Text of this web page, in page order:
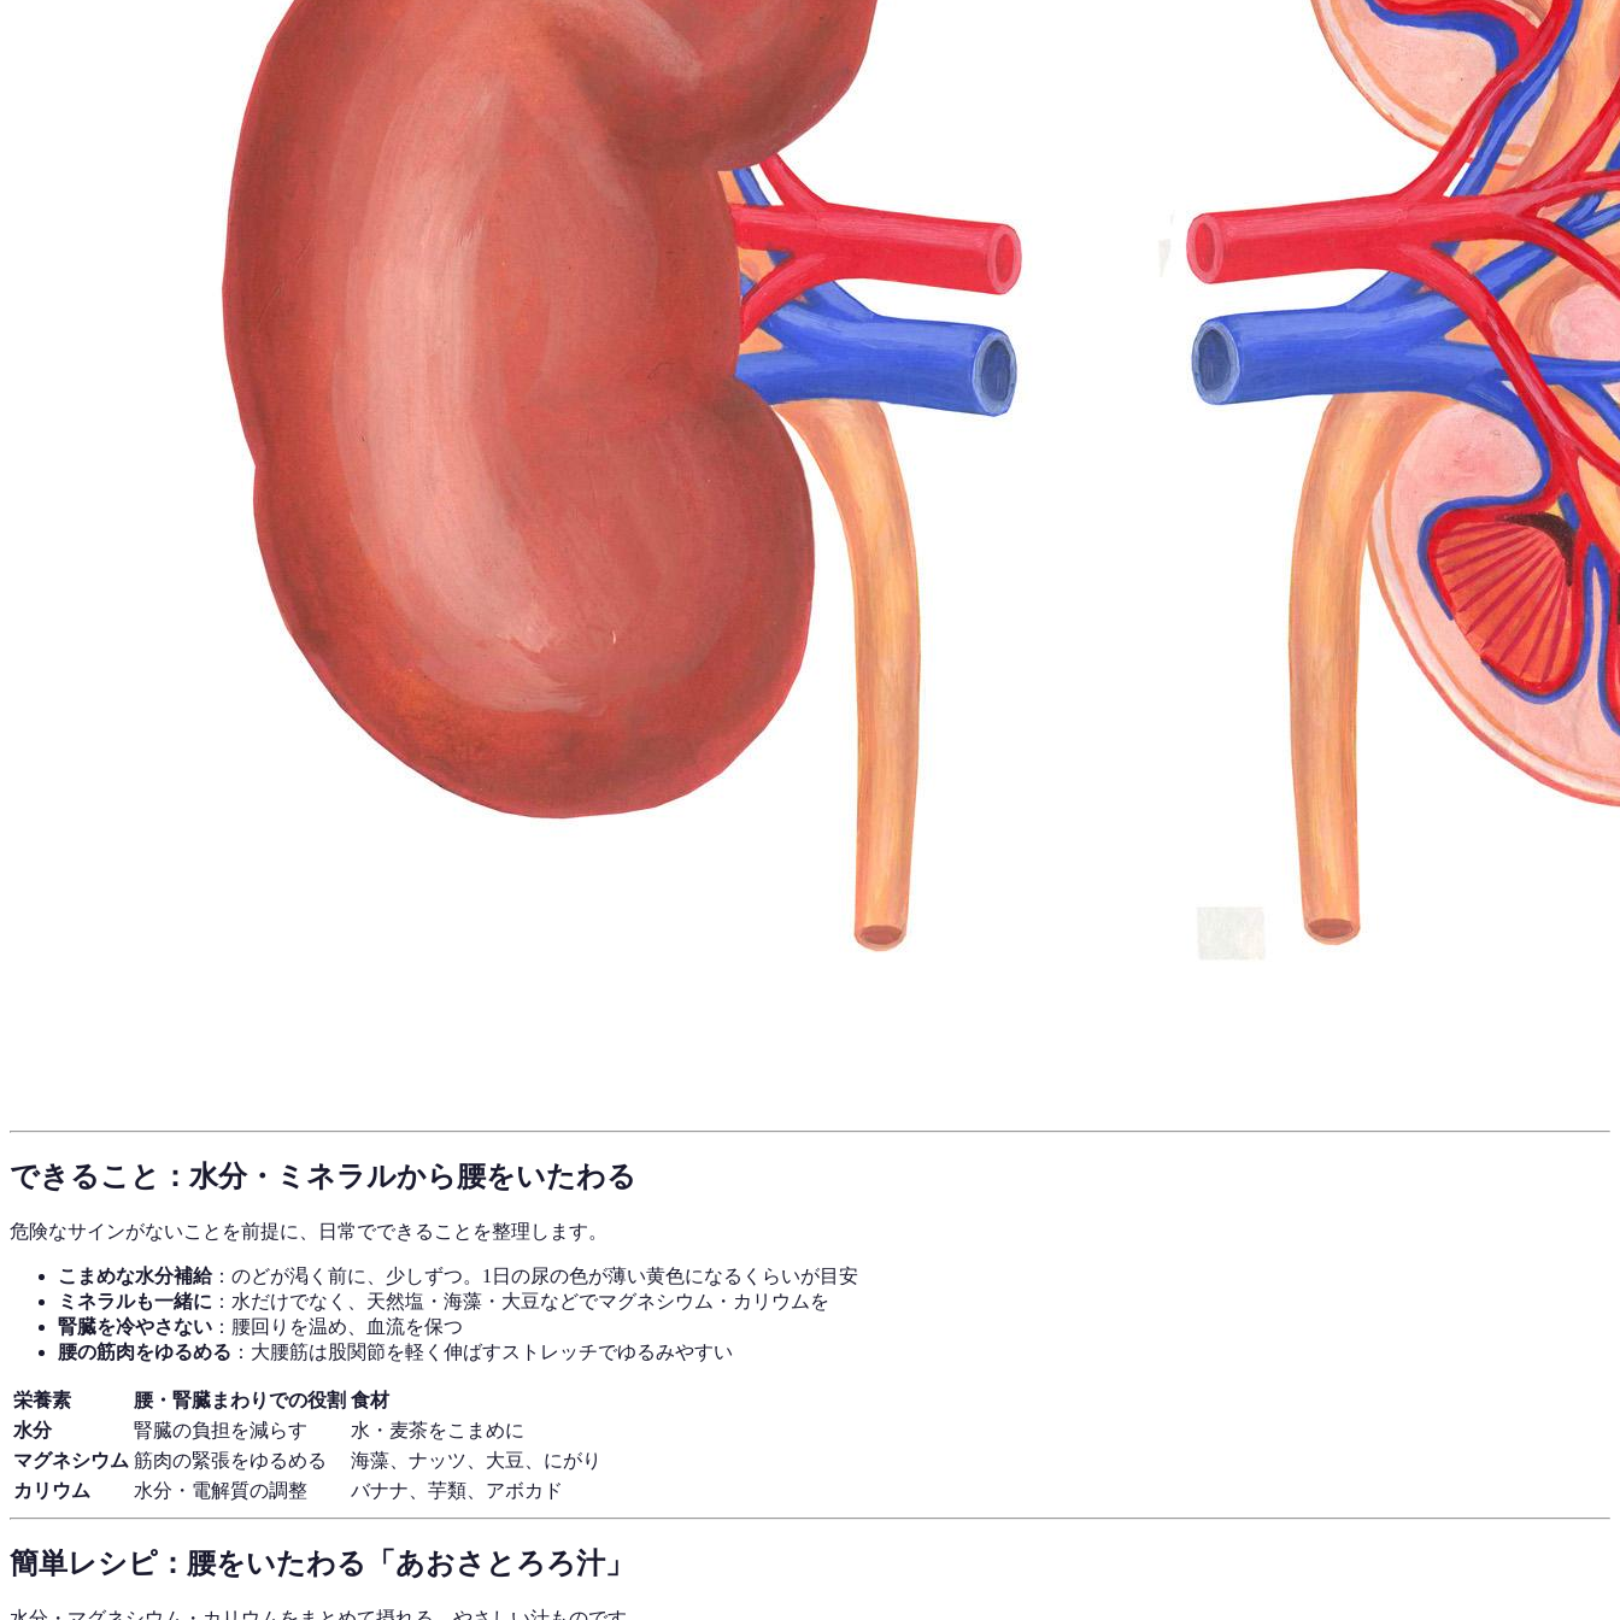
できること：水分・ミネラルから腰をいたわる
危険なサインがないことを前提に、日常でできることを整理します。
こまめな水分補給：のどが渇く前に、少しずつ。1日の尿の色が薄い黄色になるくらいが目安
ミネラルも一緒に ：水だけでなく、天然塩・海藻・大豆などでマグネシウム・カリウムを
腎臓を冷やさない ：腰回りを温め、血流を保つ
腰の筋肉をゆるめる ：大腰筋は股関節を軽く伸ばすストレッチでゆるみやすい
栄養素 腰・腎臓まわりでの役割 食材
水分
腎臓の負担を減らす
水・麦茶をこまめに
マグネシウム 筋肉の緊張をゆるめる
海藻、ナッツ、大豆、にがり
カリウム
水分・電解質の調整 バナナ、芋類、アボカド
簡単レシピ：腰をいたわる「あおさとろろ汁」